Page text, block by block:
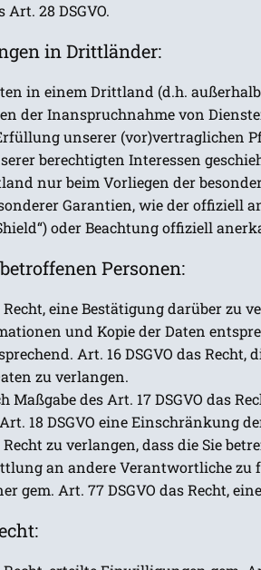
28 DSGVO.
in Drittländer:
in einem Drittland (d.h.
der Inanspruchnahme von
unserer (vor)vertraglichen
berechtigten Interessen
nur beim Vorliegen der
Garantien, wie der offiziell
oder Beachtung offiziell
Personen:
Recht, eine Bestätigung darüber zu
und Kopie der Daten
Art. 16 DSGVO das
zu verlangen.
Maßgabe des Art. 17 DSGVO das
18 DSGVO eine Einschränkung
Recht zu verlangen, dass die Sie
an andere Verantwortliche zu
gem. Art. 77 DSGVO das Recht,